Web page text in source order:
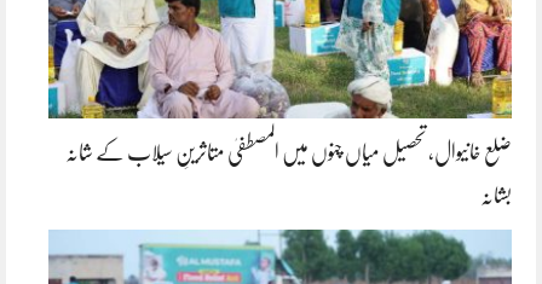
ضلع خانیوال، تحصیل میاں چنوں میں المصطفیٰ متاثرینِ سیلاب کے شانہ
بشانہ